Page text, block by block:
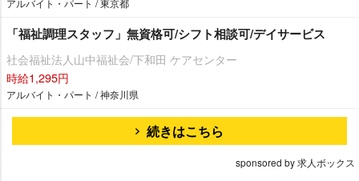
「福祉調理スタッフ」無資格可/シフト相談可/デイサービス
社会福祉法人山中福祉会/下和田 ケアセンター
時給1,295円
アルバイト・パート / 神奈川県
続きはこちら
sponsored by 求人ボックス